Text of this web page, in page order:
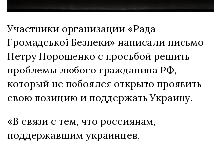
Участники организации «Рада
Громадської Безпеки» написали письмо
Петру Порошенко с просьбой решить
проблемы любого гражданина РФ,
который не побоялся открыто проявить
свою позицию и поддержать Украину.
«В связи с тем, что россиянам,
поддержавшим украинцев,